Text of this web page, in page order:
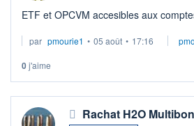
ETF et OPCVM accesibles aux
par pmourie1 • 05 août • 17:16
0j'aime
Rachat H2O